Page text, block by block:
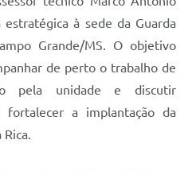
à sede da Guarda
Grande/MS. O objetivo
de perto o trabalho de
pela unidade e discutir
fortalecer a implantação da